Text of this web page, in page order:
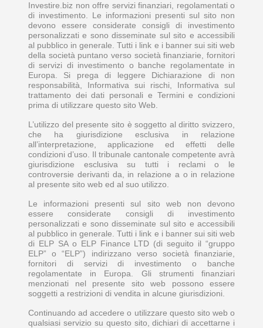
Investire.biz non offre servizi finanziari, regolamentati o
di investimento. Le informazioni presenti sul sito non
devono essere considerate consigli di investimento
personalizzati e sono disseminate sul sito e accessibili
al pubblico in generale. Tutti i link e i banner sui siti web
della società puntano verso società finanziarie, fornitori
di servizi di investimento o banche regolamentate in
Europa. Si prega di leggere Dichiarazione di non
responsabilità, Informativa sui rischi, Informativa sul
trattamento dei dati personali e Termini e condizioni
prima di utilizzare questo sito Web.
L’utilizzo del presente sito è soggetto al diritto svizzero,
che ha giurisdizione esclusiva in relazione
all’interpretazione, applicazione ed effetti delle
condizioni d’uso. Il tribunale cantonale competente avrà
giurisdizione esclusiva su tutti i reclami o le
controversie derivanti da, in relazione a o in relazione
al presente sito web ed al suo utilizzo.
Le informazioni presenti sul sito web non devono
essere considerate consigli di investimento
personalizzati e sono disseminate sul sito e accessibili
al pubblico in generale. Tutti i link e i banner sui siti web
di ELP SA o ELP Finance LTD (di seguito il “gruppo
ELP” o “ELP”) indirizzano verso società finanziarie,
fornitori di servizi di investimento o banche
regolamentate in Europa. Gli strumenti finanziari
menzionati nel presente sito web possono essere
soggetti a restrizioni di vendita in alcune giurisdizioni.
Continuando ad accedere o utilizzare questo sito web o
qualsiasi servizio su questo sito, dichiari di accettarne i